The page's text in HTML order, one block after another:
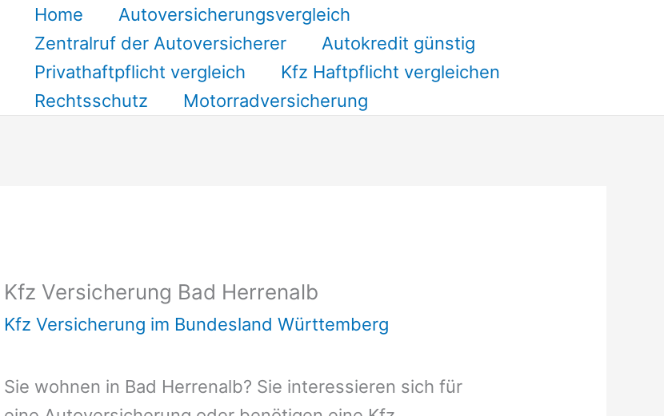
Home
Autoversicherungsvergleich
Zentralruf der Autoversicherer
Autokredit günstig
Privathaftpflicht vergleich
Kfz Haftpflicht vergleichen
Rechtsschutz
Motorradversicherung
Kfz Versicherung Bad Herrenalb
Kfz Versicherung im Bundesland Württemberg
Sie wohnen in Bad Herrenalb? Sie interessieren sich für